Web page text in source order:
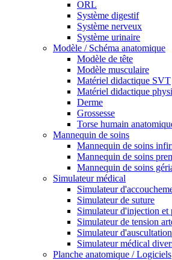
ORL
Système digestif
Système nerveux
Système urinaire
Modèle / Schéma anatomique
Modèle de tête
Modèle musculaire
Matériel didactique SVT
Matériel didactique
Derme
Grossesse
Torse humain
Mannequin de soins
Mannequin de soins
Mannequin de soins
Mannequin de soins
Simulateur médical
Simulateur
Simulateur de suture
Simulateur d'injection et
Simulateur de tension
Simulateur d'auscultation
Simulateur médical
Planche anatomique / Logiciels